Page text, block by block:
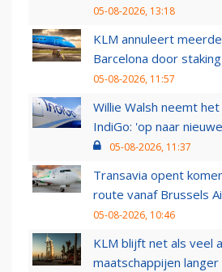
05-08-2026, 13:18
KLM annuleert
Barcelona door staking
05-08-2026, 11:57
Willie Walsh neemt
IndiGo: 'op naar
05-08-2026, 11:37
Transavia opent
route vanaf Brussels
05-08-2026, 10:46
KLM blijft net als veel
maatschappijen